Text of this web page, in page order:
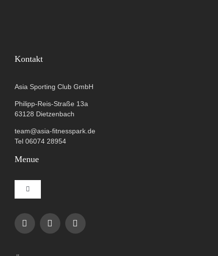
Kontakt
Asia Sporting Club GmbH
Philipp-Reis-Straße 13a
63128 Dietzenbach
team@asia-fitnesspark.de
Tel 06074 28954
Menue
Toggle
Navigation
Impressum